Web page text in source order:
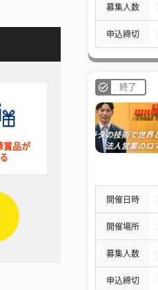
賞品が
募集人数
申込締切
終了
開催日時
開催場所
募集人数
申込締切